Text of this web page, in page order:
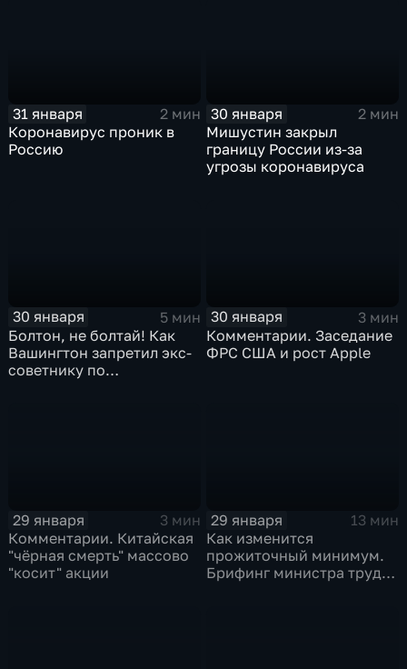
31 января
2 мин
Коронавирус проник в
Россию
30 января
2 мин
Мишустин закрыл
границу России из-за
угрозы коронавируса
30 января
5 мин
Болтон, не болтай! Как
Вашингтон запретил экс-
советнику по
30 января
3 мин
Комментарии. Заседание
ФРС США и рост Apple
29 января
3 мин
Комментарии. Китайская
"чёрная смерть" массово
"косит" акции
29 января
13 мин
Как изменится
прожиточный минимум.
Брифинг министра труда